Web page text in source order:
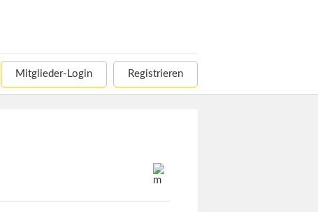
Mitglieder-Login Registrieren